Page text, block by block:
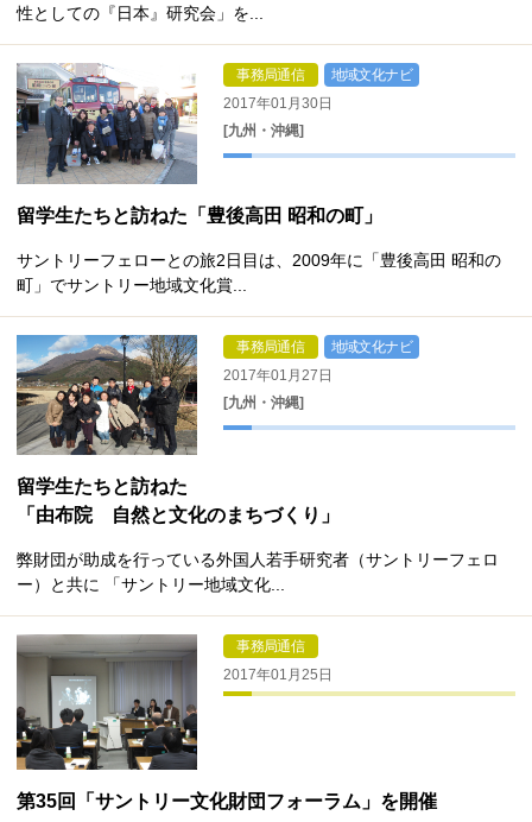
性としての『日本』研究会」を...
事務局通信
地域文化ナビ
2017年01月30日
[九州・沖縄]
留学生たちと訪ねた「豊後高田 昭和の町」
サントリーフェローとの旅2日目は、2009年に「豊後高田 昭和の
町」でサントリー地域文化賞...
事務局通信
地域文化ナビ
2017年01月27日
[九州・沖縄]
留学生たちと訪ねた
「由布院 自然と文化のまちづくり」
弊財団が助成を行っている外国人若手研究者（サントリーフェロ
ー）と共に 「サントリー地域文化...
事務局通信
2017年01月25日
第35回「サントリー文化財団フォーラム」を開催